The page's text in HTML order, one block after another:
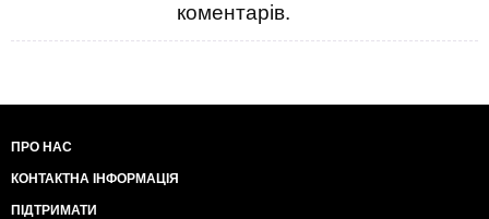
коментарів.
ПРО НАС
КОНТАКТНА ІНФОРМАЦІЯ
ПІДТРИМАТИ